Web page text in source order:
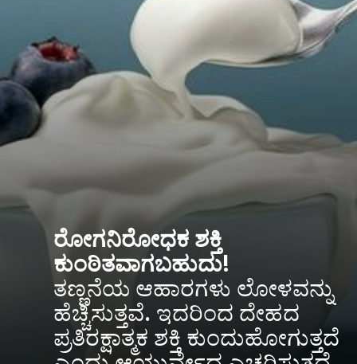
ರೋಗನಿರೋಧಕ ಶಕ್ತಿ
ಕುಂಠಿತವಾಗಬಹುದು!
ತಣ್ಣನೆಯ ಆಹಾರಗಳು ಲೋಳವನ್ನು
ಹೆಚ್ಚಿಸುತ್ತವೆ. ಇದರಿಂದ ದೇಹದ
ಪ್ರತಿರಕ್ಷಾತ್ಮಕ ಶಕ್ತಿ ಕುಂದುಹೋಗುತ್ತದೆ